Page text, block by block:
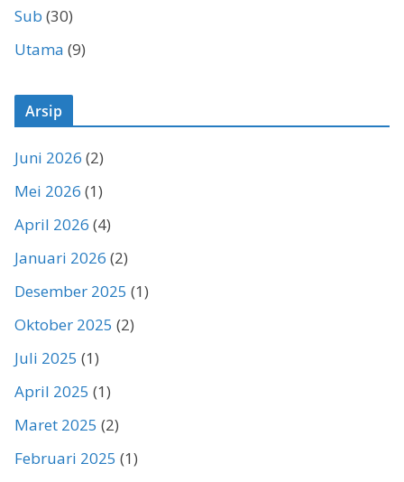
Sub (30)
Utama (9)
Arsip
Juni 2026 (2)
Mei 2026 (1)
April 2026 (4)
Januari 2026 (2)
Desember 2025 (1)
Oktober 2025 (2)
Juli 2025 (1)
April 2025 (1)
Maret 2025 (2)
Februari 2025 (1)